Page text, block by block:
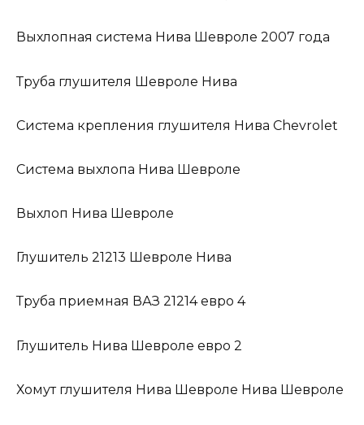
Выхлопная система Нива Шевроле 2007 года
Труба глушителя Шевроле Нива
Система крепления глушителя Нива Chevrolet
Система выхлопа Нива Шевроле
Выхлоп Нива Шевроле
Глушитель 21213 Шевроле Нива
Труба приемная ВАЗ 21214 евро 4
Глушитель Нива Шевроле евро 2
Хомут глушителя Нива Шевроле Нива Шевроле